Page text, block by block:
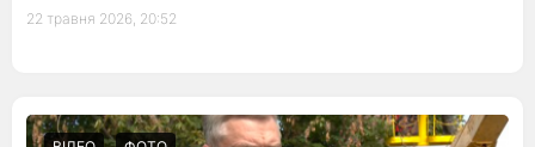
22 травня 2026, 20:52